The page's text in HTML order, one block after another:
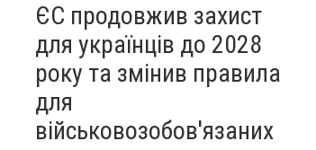
ЄС продовжив захист
для українців до 2028
року та змінив правила
для
військовозобов'язаних